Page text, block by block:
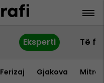
Eksperti Të
Ferizaj Gjakova